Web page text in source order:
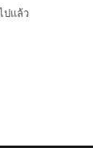
ปแล้ว